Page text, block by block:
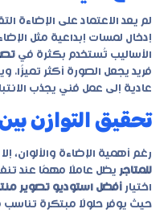
لم يعد الاعتماد على الإضاءة
إدخال لمسات إبداعية مثل
الأساليب تُستخدم بكثرة في
فريد يجعل الصورة أكثر
عادية إلى عمل فني يجذب
تحقيق التوازن
رغم أهمية الإضاءة والألوان،
للمتاجر يظل عاملًا مهمًا عند
اختيار أفضل استوديو تصوير
حيث يوفر حلولًا مبتكرة تناسب